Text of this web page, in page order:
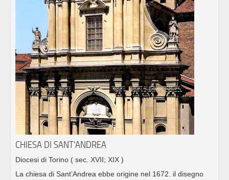
CHIESA DI SANT'ANDREA
Diocesi di Torino ( sec. XVII; XIX )
La chiesa di Sant’Andrea ebbe origine nel 1672. il disegno